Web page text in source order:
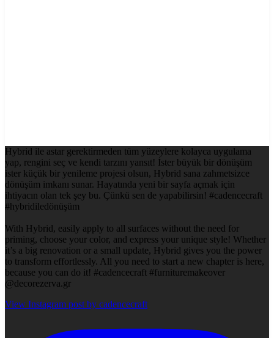
Hybrid ile astar gerektirmeden tüm yüzeylere kolayca uygulama
yap, rengini seç ve kendi tarzını yansıt! İster büyük bir dönüşüm
ister küçük bir yenileme projesi olsun, Hybrid sana zahmetsizce
dönüşüm imkanı sunar. Hayatında yeni bir sayfa açmak için
ihtiyacın olan tek şey bu. Çünkü sen de yapabilirsin! #cadencecraft
#hybridiledönüşüm
With Hybrid, easily apply to all surfaces without the need for
priming, choose your color, and express your unique style! Whether
it’s a big renovation or a small update, Hybrid gives you the power
to transform effortlessly. All you need to start a new chapter is here,
because you can do it! #cadencecraft #furnituremakeover
@decorezerva.gr
View Instagram post by cadencecraft